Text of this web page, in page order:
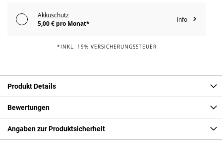
Akkuschutz
5,00 € pro Monat*
Info
*INKL. 19% VERSICHERUNGSSTEUER
Produkt Details
Bewertungen
Angaben zur Produktsicherheit